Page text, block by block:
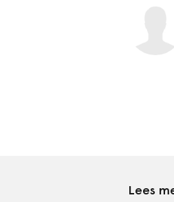
Lees